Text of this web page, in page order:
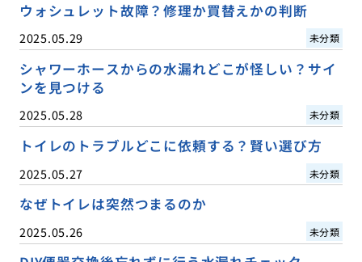
ウォシュレット故障？修理か買替えかの判断
2025.05.29 未分類
シャワーホースからの水漏れどこが怪しい？サイ
ンを見つける
2025.05.28 未分類
トイレのトラブルどこに依頼する？賢い選び方
2025.05.27 未分類
なぜトイレは突然つまるのか
2025.05.26 未分類